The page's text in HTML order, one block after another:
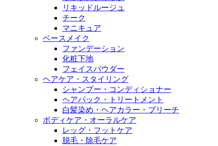
リキッドルージュ
チーク
マニキュア
ベースメイク
ファンデーション
化粧下地
フェイスパウダー
ヘアケア・スタイリング
シャンプー・コンディショナー
ヘアパック・トリートメント
白髪染め・ヘアカラー・ブリーチ
ボディケア・オーラルケア
レッグ・フットケア
脱毛・除毛ケア